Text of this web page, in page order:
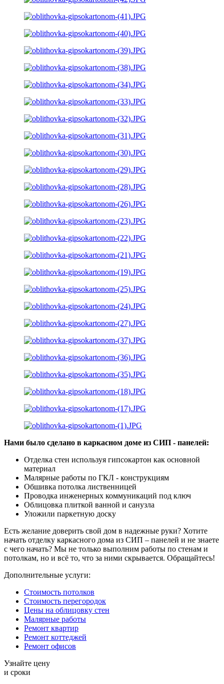
Нами было сделано в каркасном доме из СИП - панелей:
Отделка стен используя гипсокартон как основной
материал
Малярные работы по ГКЛ - конструкциям
Обшивка потолка лиственницей
Проводка инженерных коммуникаций под ключ
Облицовка плиткой ванной и санузла
Уложили паркетную доску
Есть желание доверить свой дом в надежные руки? Хотите
начать отделку каркасного дома из СИП – панелей и не знаете
с чего начать? Мы не только выполним работы по стенам и
потолкам, но и всё то, что за ними скрывается. Обращайтесь!
Дополнительные услуги:
Стоимость потолков
Стоимость перегородок
Цены на облицовку стен
Малярные работы
Ремонт квартир
Ремонт коттеджей
Ремонт офисов
Узнайте цену
и сроки